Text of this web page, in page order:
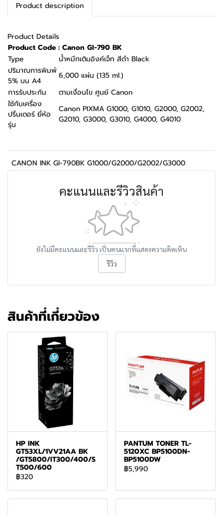
Product description
Product Details
Product Code : Canon GI-790 BK
Type
น้ำหมึกเติมอิงค์เจ็ท สีดำ Black
ปริมาณการพิมพ์
5% บน A4
6,000 แผ่น (135 ml.)
การรับประกัน
ตามเงื่อนไข ศูนย์ Canon
ใช้กับเครื่อง
ปริ้นเตอร์ ยี่ห้อ
รุ่น
Canon PIXMA G1000, G1010, G2000, G2002,
G2010, G3000, G3010, G4000, G4010
CANON INK Gl-790BK G1000/G2000/G2002/G3000
คะแนนและรีวิวสินค้า
ยังไม่มีคะแนนและรีวิว เป็นคนแรกที่แสดงความคิดเห็น
รีวิว
สินค้าที่เกี่ยวข้อง
HP INK
GT53XL/1VV21AA BK
/GT5800/IT300/400/S
T500/600
฿320
PANTUM TONER TL-
5120XC BP5100DN-
BP5100DW
฿5,990